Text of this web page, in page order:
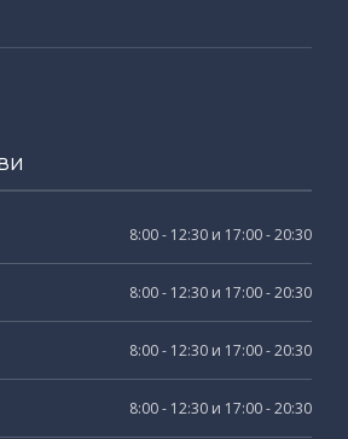
8:00 - 12:30 и 17:00 - 20:30
8:00 - 12:30 и 17:00 - 20:30
8:00 - 12:30 и 17:00 - 20:30
8:00 - 12:30 и 17:00 - 20:30